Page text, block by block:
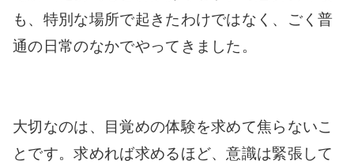
も、特別な場所で起きたわけではなく、ごく普
通の日常のなかでやってきました。
大切なのは、目覚めの体験を求めて焦らないこ
とです。求めれば求めるほど、意識は緊張して